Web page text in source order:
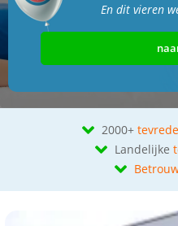
En dit vieren
2000+
Landelijke